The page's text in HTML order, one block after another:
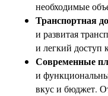
необходимые
Транспортная
и развитая
и легкий доступ
Современные
и
вкус и бюджет.